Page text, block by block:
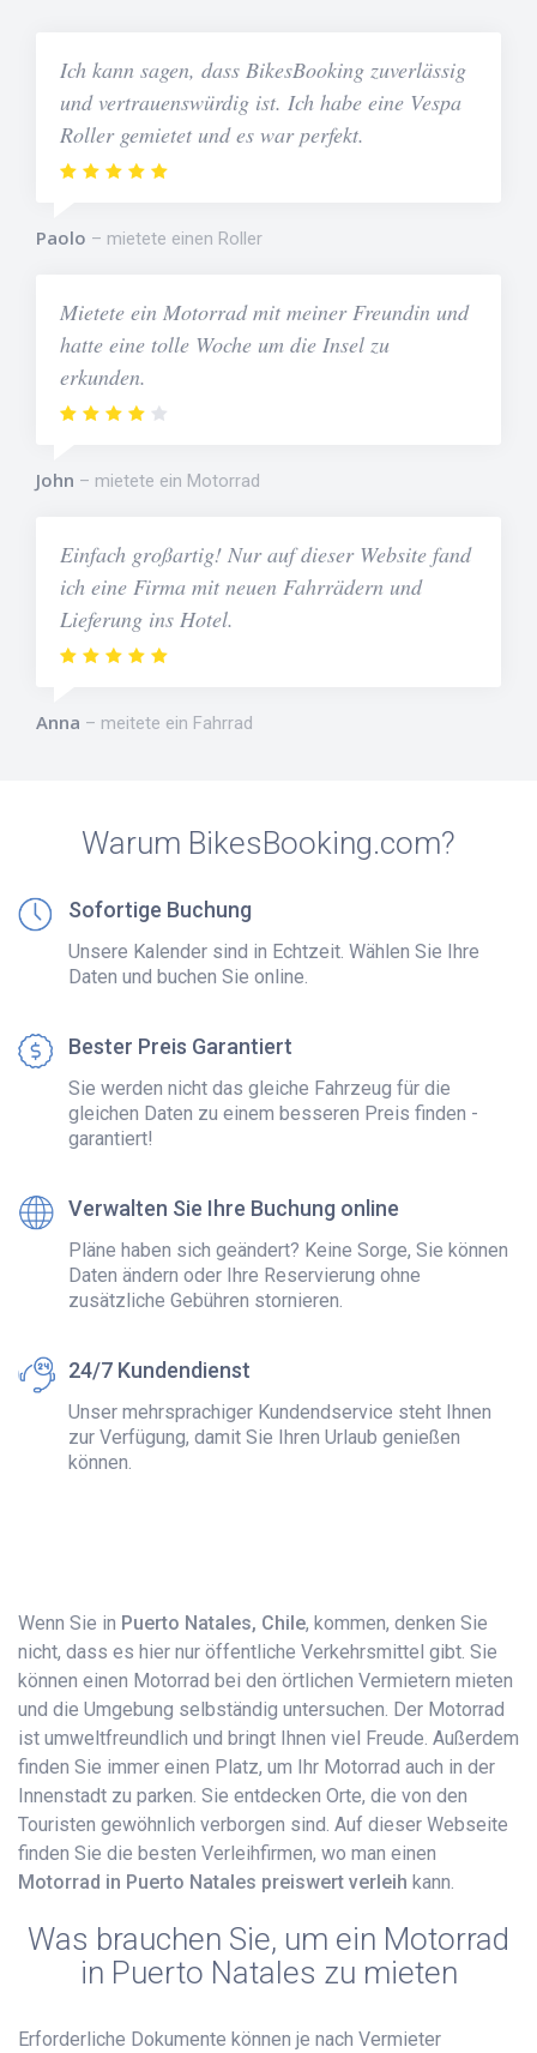
Ich kann sagen, dass BikesBooking zuverlässig
und vertrauenswürdig ist. Ich habe eine Vespa
Roller gemietet und es war perfekt.
Paolo mietete einen Roller
Mietete ein Motorrad mit meiner Freundin und
hatte eine tolle Woche um die Insel zu
erkunden.
John mietete ein Motorrad
Einfach großartig! Nur auf dieser Website fand
ich eine Firma mit neuen Fahrrädern und
Lieferung ins Hotel.
Anna meitete ein Fahrrad
Warum BikesBooking.com?
Sofortige Buchung
Unsere Kalender sind in Echtzeit. Wählen Sie Ihre
Daten und buchen Sie online.
Bester Preis Garantiert
Sie werden nicht das gleiche Fahrzeug für die
gleichen Daten zu einem besseren Preis finden -
garantiert!
Verwalten Sie Ihre Buchung online
Pläne haben sich geändert? Keine Sorge, Sie können
Daten ändern oder Ihre Reservierung ohne
zusätzliche Gebühren stornieren.
24/7 Kundendienst
Unser mehrsprachiger Kundendservice steht Ihnen
zur Verfügung, damit Sie Ihren Urlaub genießen
können.
Wenn Sie in Puerto Natales, Chile, kommen, denken Sie
nicht, dass es hier nur öffentliche Verkehrsmittel gibt. Sie
können einen Motorrad bei den örtlichen Vermietern mieten
und die Umgebung selbständig untersuchen. Der Motorrad
ist umweltfreundlich und bringt Ihnen viel Freude. Außerdem
finden Sie immer einen Platz, um Ihr Motorrad auch in der
Innenstadt zu parken. Sie entdecken Orte, die von den
Touristen gewöhnlich verborgen sind. Auf dieser Webseite
finden Sie die besten Verleihfirmen, wo man einen
Motorrad in Puerto Natales preiswert verleih kann.
Was brauchen Sie, um ein Motorrad
in Puerto Natales zu mieten
Erforderliche Dokumente können je nach Vermieter